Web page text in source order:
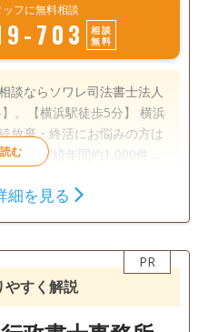
フに無料相談
703
相談
無料
談ならソワレ司法書士法人
。【横浜駅徒歩5分】 横浜
放棄・終活にお悩みの方は
相談実績年間約1,000件。
法務から税務にいたるまで
割
き
戸籍収集
動産名
）
細を見る
PR
やすく解説